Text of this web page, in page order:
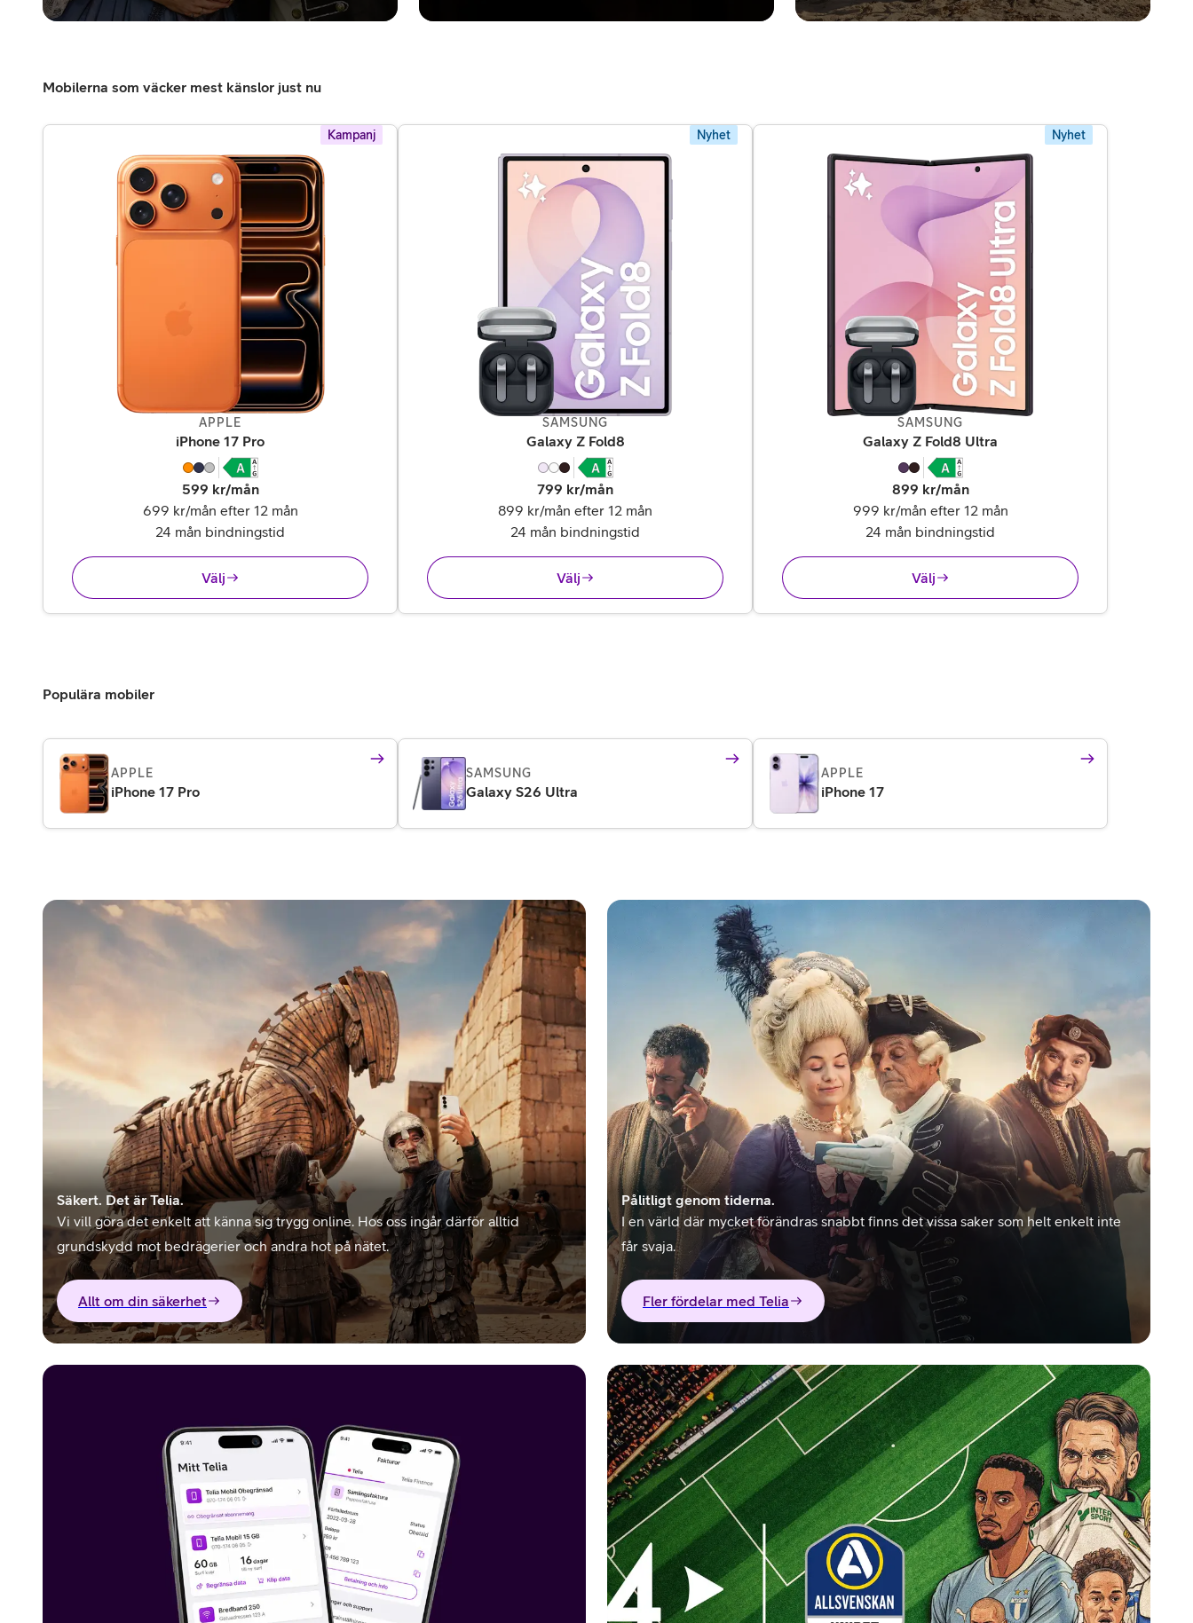
Mobilerna som väcker mest känslor just nu
Kampanj
APPLE
iPhone 17 Pro,
599 kr/mån
699 kr/mån efter 12 mån
24 mån bindningstid
Välj
Nyhet
SAMSUNG
Galaxy Z Fold8,
799 kr/mån
899 kr/mån efter 12 mån
24 mån bindningstid
Välj
Nyhet
SAMSUNG
Galaxy Z Fold8 Ultra
899 kr/mån
999 kr/mån efter 12 mån
24 mån bindningstid
Välj
Populära mobiler
APPLE
iPhone 17 Pro
SAMSUNG
Galaxy S26 Ultra
APPLE
iPhone 17
Säkert. Det är Telia.
Vi vill göra det enkelt att känna sig trygg online. Hos oss ingår därför alltid
grundskydd mot bedrägerier och andra hot på nätet.
Allt om din säkerhet
Pålitligt genom tiderna.
I en värld där mycket förändras snabbt finns det vissa saker som helt enkelt inte
får svaja.
Fler fördelar med Telia